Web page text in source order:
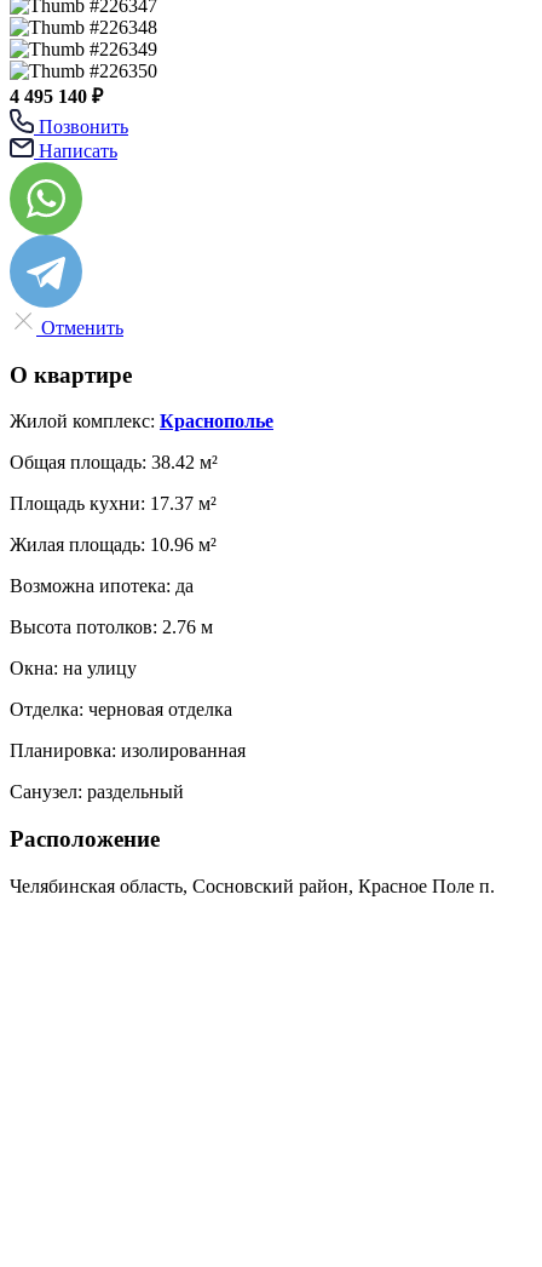
4 495 140 ₽
Позвонить
Написать
Отменить
О квартире
Жилой комплекс: Краснополье
Общая площадь: 38.42 м²
Площадь кухни: 17.37 м²
Жилая площадь: 10.96 м²
Возможна ипотека: да
Высота потолков: 2.76 м
Окна: на улицу
Отделка: черновая отделка
Планировка: изолированная
Санузел: раздельный
Расположение
Челябинская область, Сосновский район, Красное Поле п.